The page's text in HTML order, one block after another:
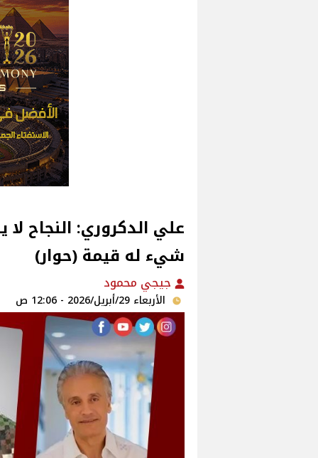
علي الدكروري: النجاح
شيء له قيمة‏ (حوار‏)
جيجي محمود
الأربعاء 29/أبريل/2026 - 12:06 ص